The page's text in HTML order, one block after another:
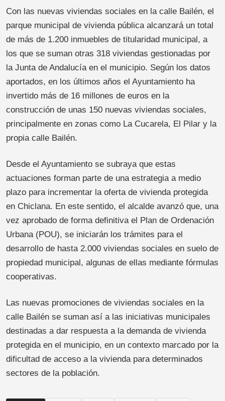
Con las nuevas viviendas sociales en la calle Bailén, el
parque municipal de vivienda pública alcanzará un total
de más de 1.200 inmuebles de titularidad municipal, a
los que se suman otras 318 viviendas gestionadas por
la Junta de Andalucía en el municipio. Según los datos
aportados, en los últimos años el Ayuntamiento ha
invertido más de 16 millones de euros en la
construcción de unas 150 nuevas viviendas sociales,
principalmente en zonas como La Cucarela, El Pilar y la
propia calle Bailén.
Desde el Ayuntamiento se subraya que estas
actuaciones forman parte de una estrategia a medio
plazo para incrementar la oferta de vivienda protegida
en Chiclana. En este sentido, el alcalde avanzó que, una
vez aprobado de forma definitiva el Plan de Ordenación
Urbana (POU), se iniciarán los trámites para el
desarrollo de hasta 2.000 viviendas sociales en suelo de
propiedad municipal, algunas de ellas mediante fórmulas
cooperativas.
Las nuevas promociones de viviendas sociales en la
calle Bailén se suman así a las iniciativas municipales
destinadas a dar respuesta a la demanda de vivienda
protegida en el municipio, en un contexto marcado por la
dificultad de acceso a la vivienda para determinados
sectores de la población.